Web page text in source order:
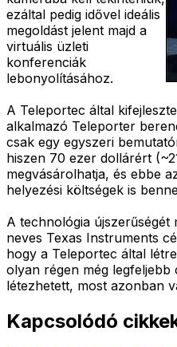
ezáltal pedig idővel ideális
megoldást jelent majd a
virtuális üzleti
konferenciák
lebonyolításához.
A Teleportec által
alkalmazó Teleporter
csak egy egyszeri
hiszen 70 ezer dollárért
megvásárolhatja, és ebbe
helyezési költségek is
A technológia újszerűségét
neves Texas Instruments
hogy a Teleportec által
olyan régen még legfeljebb
létezhetett, most azonban
Kapcsolódó